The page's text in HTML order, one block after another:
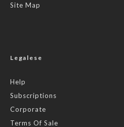
Site Map
Legalese
Help
Subscriptions
Corporate
Terms Of Sale